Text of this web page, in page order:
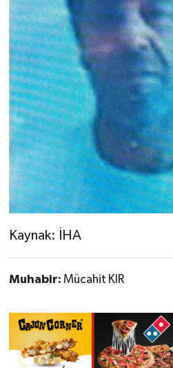
Kaynak: İHA
Muhabir: Mücahit KIR